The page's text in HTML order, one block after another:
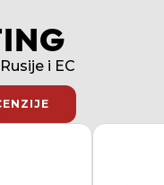
i EC